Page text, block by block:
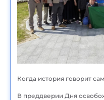
Когда история говорит
В преддверии Дня